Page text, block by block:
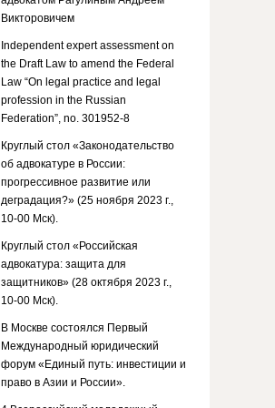
Викторовичем
Independent expert assessment on
the Draft Law to amend the Federal
Law “On legal practice and legal
profession in the Russian
Federation”, no. 301952-8
Круглый стол «Законодательство
об адвокатуре в России:
прогрессивное развитие или
деградация?» (25 ноября 2023 г.,
10-00 Мск).
Круглый стол «Российская
адвокатура: защита для
защитников» (28 октября 2023 г.,
10-00 Мск).
В Москве состоялся Первый
Международный юридический
форум «Единый путь: инвестиции и
право в Азии и России».